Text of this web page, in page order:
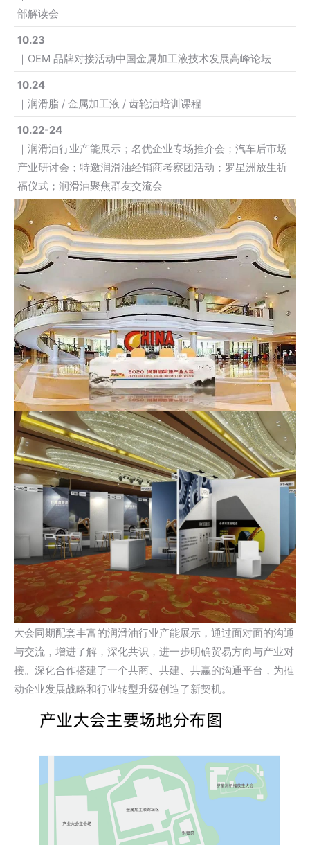
部解读会
10.23
｜OEM 品牌对接活动中国金属加工液技术发展高峰论坛
10.24
｜润滑脂 / 金属加工液 / 齿轮油培训课程
10.22-24
｜润滑油行业产能展示；名优企业专场推介会；汽车后市场
产业研讨会；特邀润滑油经销商考察团活动；罗星洲放生祈
福仪式；润滑油聚焦群友交流会
大会同期配套丰富的润滑油行业产能展示，通过面对面的沟通
与交流，增进了解，深化共识，进一步明确贸易方向与产业对
接。深化合作搭建了一个共商、共建、共赢的沟通平台，为推
动企业发展战略和行业转型升级创造了新契机。